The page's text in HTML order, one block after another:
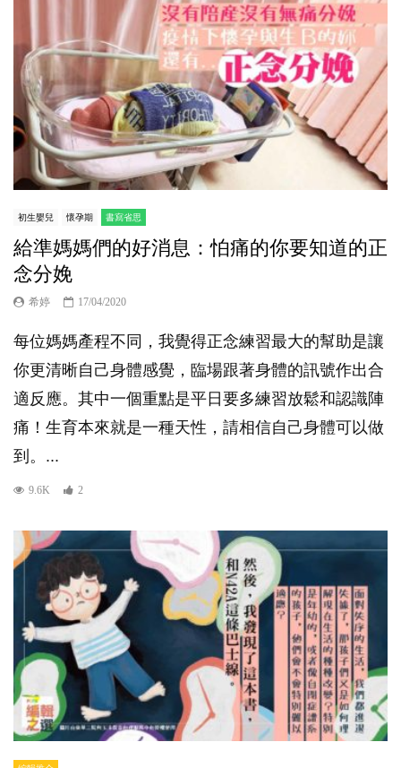
初生嬰兒 懷孕期 書寫省思
給準媽媽們的好消息：怕痛的你要知道的正
念分娩
希婷 17/04/2020
每位媽媽產程不同，我覺得正念練習最大的幫助是讓
你更清晰自己身體感覺，臨場跟著身體的訊號作出合
適反應。其中一個重點是平日要多練習放鬆和認識陣
痛！生育本來就是一種天性，請相信自己身體可以做
到。...
9.6K 2